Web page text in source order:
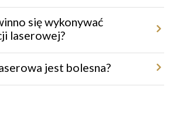
efekty, konieczna jest seria 6–9 zabiegów,
do potrzeb klienta.
się wykonywać
laserowej?
są co 4–8 tygodni, w zależności od obszaru
jest bolesna?
oraz innowacyjnym technologiom